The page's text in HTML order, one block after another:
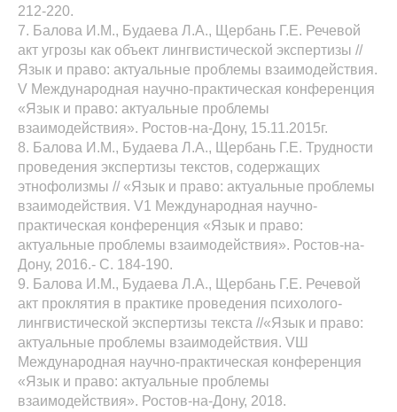
212-220.
7. Балова И.М., Будаева Л.А., Щербань Г.Е. Речевой
акт угрозы как объект лингвистической экспертизы //
Язык и право: актуальные проблемы взаимодействия.
V Международная научно-практическая конференция
«Язык и право: актуальные проблемы
взаимодействия». Ростов-на-Дону, 15.11.2015г.
8. Балова И.М., Будаева Л.А., Щербань Г.Е. Трудности
проведения экспертизы текстов, содержащих
этнофолизмы // «Язык и право: актуальные проблемы
взаимодействия. V1 Международная научно-
практическая конференция «Язык и право:
актуальные проблемы взаимодействия». Ростов-на-
Дону, 2016.- С. 184-190.
9. Балова И.М., Будаева Л.А., Щербань Г.Е. Речевой
акт проклятия в практике проведения психолого-
лингвистической экспертизы текста //«Язык и право:
актуальные проблемы взаимодействия. VШ
Международная научно-практическая конференция
«Язык и право: актуальные проблемы
взаимодействия». Ростов-на-Дону, 2018.